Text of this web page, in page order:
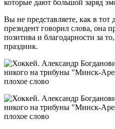
которые дают большой заряд
Вы не представляете, как в
президент говорил слова, она
позитива и благодарности за
праздник.